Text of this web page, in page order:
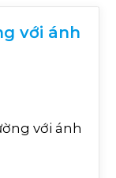
với ánh
với ánh